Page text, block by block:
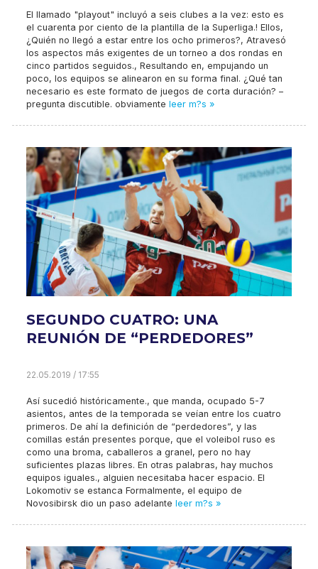
El llamado "playout" incluyó a seis clubes a la vez: esto es
el cuarenta por ciento de la plantilla de la Superliga.! Ellos,
¿Quién no llegó a estar entre los ocho primeros?, Atravesó
los aspectos más exigentes de un torneo a dos rondas en
cinco partidos seguidos., Resultando en, empujando un
poco, los equipos se alinearon en su forma final. ¿Qué tan
necesario es este formato de juegos de corta duración? –
pregunta discutible. obviamente leer m?s »
SEGUNDO CUATRO: UNA
REUNIÓN DE “PERDEDORES”
22.05.2019 / 17:55
Así sucedió históricamente., que manda, ocupado 5-7
asientos, antes de la temporada se veían entre los cuatro
primeros. De ahí la definición de “perdedores”, y las
comillas están presentes porque, que el voleibol ruso es
como una broma, caballeros a granel, pero no hay
suficientes plazas libres. En otras palabras, hay muchos
equipos iguales., alguien necesitaba hacer espacio. El
Lokomotiv se estanca Formalmente, el equipo de
Novosibirsk dio un paso adelante leer m?s »